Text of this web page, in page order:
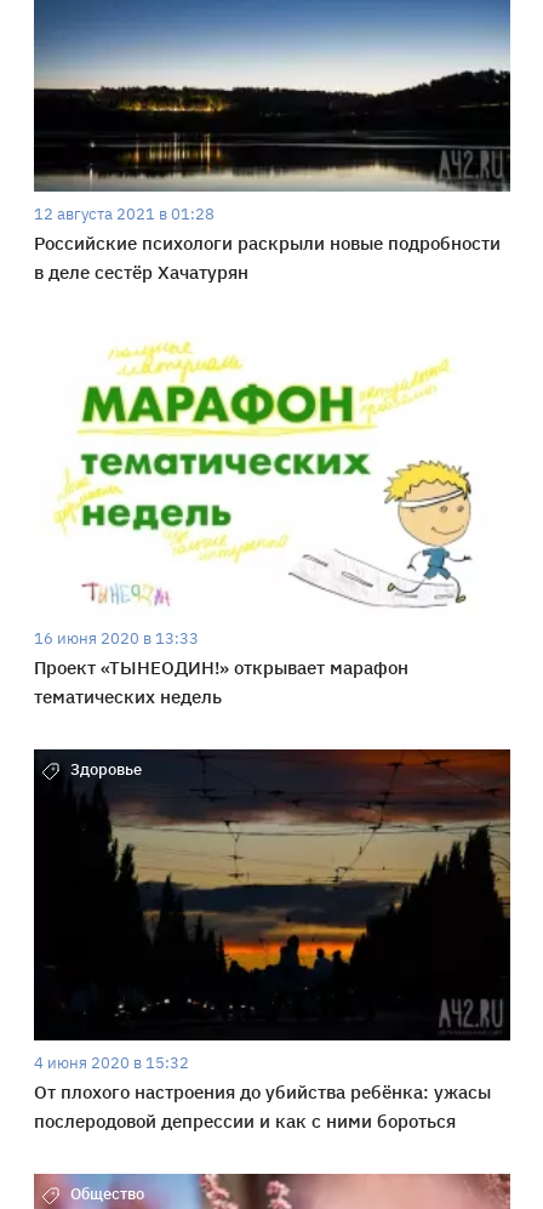
12 августа 2021 в 01:28
Российские психологи раскрыли новые подробности
в деле сестёр Хачатурян
Общество
16 июня 2020 в 13:33
Проект «ТЫНЕОДИН!» открывает марафон
тематических недель
Здоровье
4 июня 2020 в 15:32
От плохого настроения до убийства ребёнка: ужасы
послеродовой депрессии и как с ними бороться
Общество